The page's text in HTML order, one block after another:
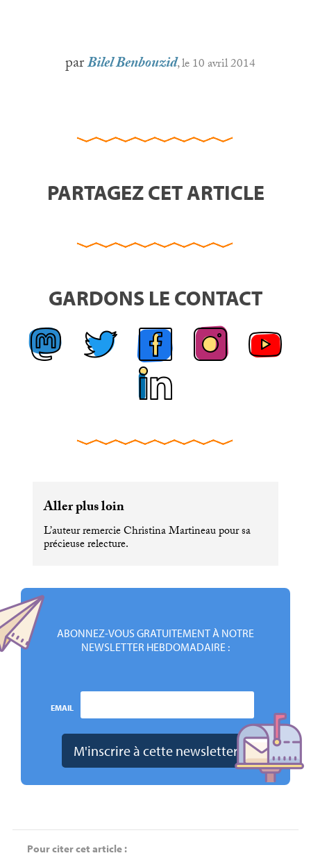
parBilel Benbouzid, le 10 avril 2014
PARTAGEZ CET ARTICLE
GARDONS LE CONTACT
Aller plus loin
L’auteur remercie Christina Martineau pour sa
précieuse relecture.
ABONNEZ-VOUS GRATUITEMENT À NOTRE
NEWSLETTER HEBDOMADAIRE :
EMAIL
Pour citer cet article :